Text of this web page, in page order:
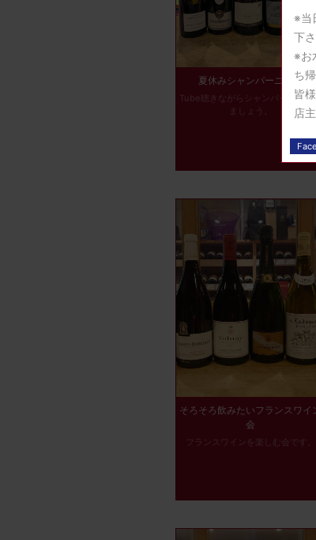
夏休みシャンパーニュ会
Tube聴きながらシャンパーニュ飲
ましょう。
そろそろ飲みたいフランスワイ
会
フランスワインを楽しむ会です。
※当
下さ
※お
ち
皆
店主